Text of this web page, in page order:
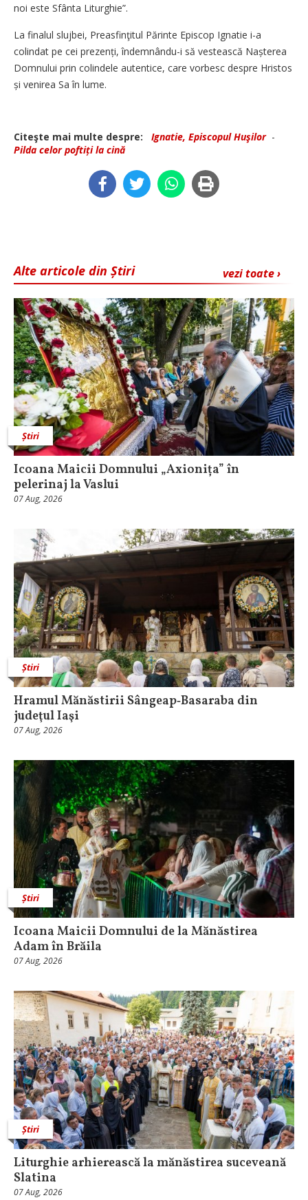
noi este Sfânta Liturghie”.
La finalul slujbei, Preasfinţitul Părinte Episcop Ignatie i-a
colindat pe cei prezenți, îndemnându-i să vestească Nașterea
Domnului prin colindele autentice, care vorbesc despre Hristos
și venirea Sa în lume.
Citeşte mai multe despre: Ignatie, Episcopul Huşilor-
Pilda celor poftiți la cină
vezi toate ›
Alte articole din Știri
Știri
Icoana Maicii Domnului „Axionița” în
pelerinaj la Vaslui
07 Aug, 2026
Știri
Hramul Mănăstirii Sângeap‑Basaraba din
judeţul Iaşi
07 Aug, 2026
Știri
Icoana Maicii Domnului de la Mănăstirea
Adam în Brăila
07 Aug, 2026
Știri
Liturghie arhierească la mănăstirea suceveană
Slatina
07 Aug, 2026